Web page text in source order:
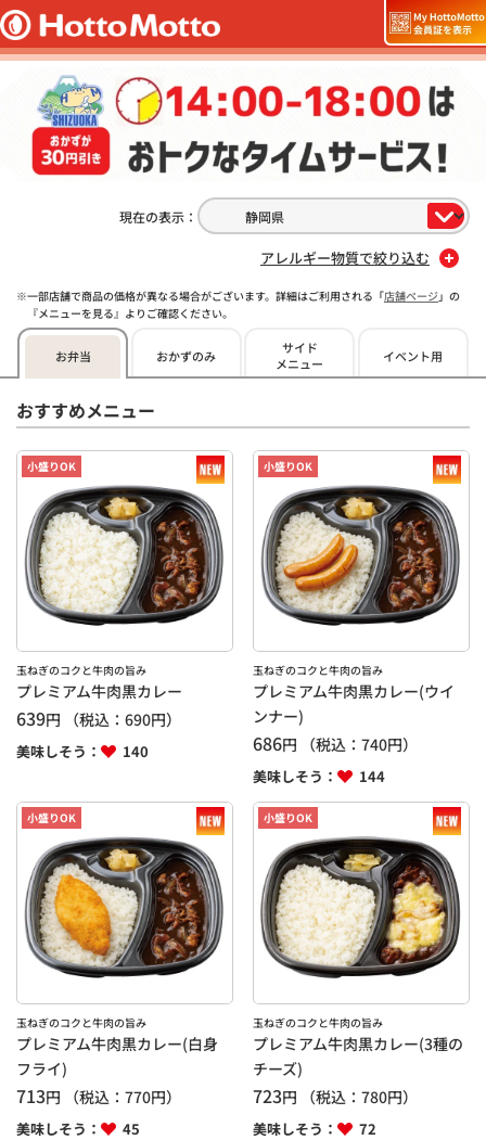
現在の表示：
アレルギー物質で絞り込む
一部店舗で商品の価格が異なる場合がございます。詳細はご利用される「店舗ページ」の
『メニューを見る』よりご確認ください。
お弁当 おかずのみ
サイド
メニュー
イベント用
おすすめメニュー
小盛りOK
玉ねぎのコクと牛肉の旨み
プレミアム牛肉黒カレー
639円 （税込： 690円）
美味しそう： 140
小盛りOK
玉ねぎのコクと牛肉の旨み
プレミアム牛肉黒カレー(ウイ
ンナー)
686円 （税込：740円）
美味しそう： 144
小盛りOK
玉ねぎのコクと牛肉の旨み
プレミアム牛肉黒カレー(白身
フライ)
713円 （税込： 770円）
美味しそう： 45
小盛りOK
玉ねぎのコクと牛肉の旨み
プレミアム牛肉黒カレー(3種の
チーズ)
723円 （税込：780円）
美味しそう： 72